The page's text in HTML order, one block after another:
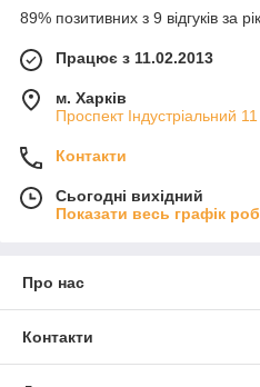
89% позитивних з 9 відгуків за рік
Працює з 11.02.2013
м. Харків
Проспект Індустріальний
Контакти
Сьогодні вихідний
Показати весь графік
Про нас
Контакти